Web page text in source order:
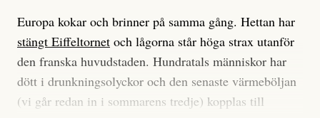
Europa kokar och brinner på samma gång. Hettan har
stängt Eiffeltornet och lågorna står höga strax utanför
den franska huvudstaden. Hundratals människor har
dött i drunkningsolyckor och den senaste värmeböljan
(vi går redan in i sommarens tredje) kopplas till